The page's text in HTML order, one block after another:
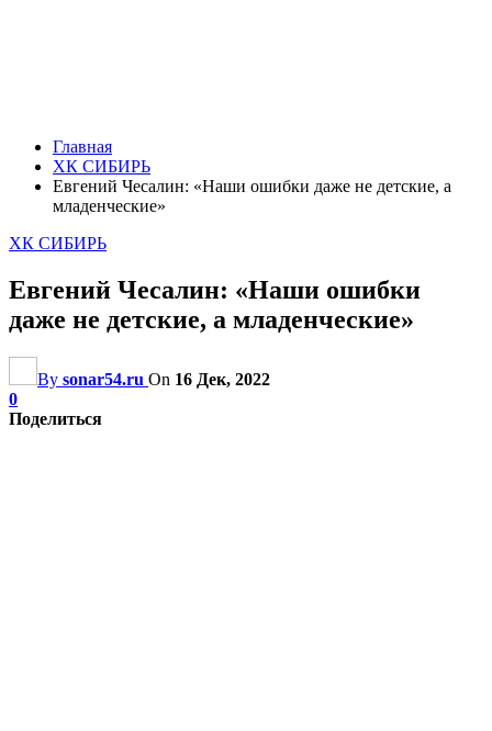
Главная
ХК СИБИРЬ
Евгений Чесалин: «Наши ошибки даже не детские, а
младенческие»
ХК СИБИРЬ
Евгений Чесалин: «Наши ошибки
даже не детские, а младенческие»
By sonar54.ru On 16 Дек, 2022
0
Поделиться